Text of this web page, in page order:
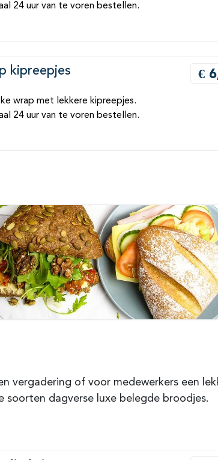
24 uur van te voren bestellen.
kipreepjes
wrap met lekkere kipreepjes.
24 uur van te voren bestellen.
€
vergadering of voor medewerkers een
soorten dagverse luxe belegde broodjes.